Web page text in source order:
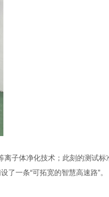
子体净化技术；此刻的测试标
一条“可拓宽的智慧高速路”。